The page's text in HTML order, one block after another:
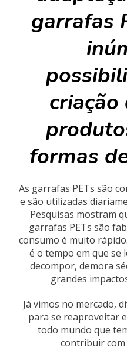
garrafas
criação
formas
As garrafas PETs são
e são utilizadas
Pesquisas mostram
garrafas PETs são
consumo é muito
é o tempo em que se
decompor, demora
grandes
Já vimos no mercado,
para se reaproveitar
todo mundo que
contribuir com